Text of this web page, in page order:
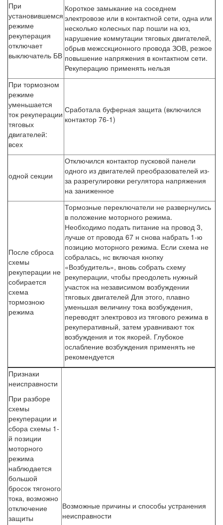
При
установившемся
режиме
рекуперация
отключает
выключатель БВ
Короткое замыкание на соседнем
электровозе или в контактной сети, одна или
несколько колесных пар пошли на юз,
нарушение коммутации тяговых двигателей,
обрыв межсскционного провода ЗОВ, резкое
повышение напряжения в контактном сети.
Рекуперацию применять нельзя
При тормозном
режиме
уменьшается
ток рекуперации
тяговых
двигателей:
всех
Сработала буферная защита (включился
контактор 76-1)
одной секции
Отключился контактор пусковой панели
одного из двигателей преобразователей из-
за разрегулировки регулятора напряжения
на заниженное
После сброса
схемы
рекуперации не
собирается
схема
тормозною
режима
Тормозные переключатели не развернулись
в положение моторного режима.
Необходимо подать питание на провод 3,
лучше от провода 67 н снова набрать 1-ю
позицию моторного режима. Если схема не
собралась, нс включая кнопку
«Возбудитель», вновь собрать схему
рекуперации, чтобы преодолеть нужный
участок на независимом возбуждении
тяговых двигателей Для этого, плавно
уменьшая величину тока возбуждения,
переводят электровоз из тягового режима в
рекуперативный, затем уравнивают ток
возбуждения и ток якорей. Глубокое
ослабление возбуждения применять не
рекомендуется
Признаки
неисправности
При разборе
схемы
рекуперации и
сбора схемы 1-
й позиции
моторного
режима
наблюдается
большой
бросок тягоного
тока, возможно
отключение
защиты
Возможные причины и способы устранения
неисправности